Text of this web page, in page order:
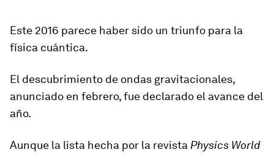
Este 2016 parece haber sido un triunfo para la
física cuántica.
El descubrimiento de ondas gravitacionales,
anunciado en febrero,fue declarado el avance del
año.
Aunque la lista hecha por la revista Physics World